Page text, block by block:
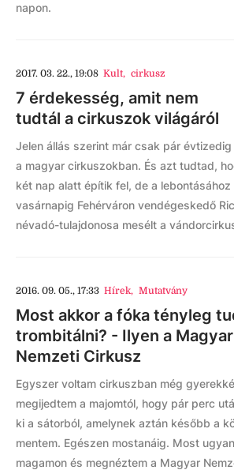
napon.
2017. 03. 22., 19:08 Kult, cirkusz
7 érdekesség, amit nem
tudtál a cirkuszok világáról
Jelen állás szerint már csak pár
a magyar cirkuszokban. És azt tudtad,
két nap alatt építik fel, de a lebontásához
vasárnapig Fehérváron vendégeskedő
névadó-tulajdonosa mesélt a
2016. 09. 05., 17:33 Hírek, Mutatvány
Most akkor a fóka tényleg
trombitálni? - Ilyen a Magyar
Nemzeti Cirkusz
Egyszer voltam cirkuszban még
megijedtem a majomtól, hogy pár perc
ki a sátorból, amelynek aztán később a
mentem. Egészen mostanáig. Most
magamon és megnéztem a Magyar